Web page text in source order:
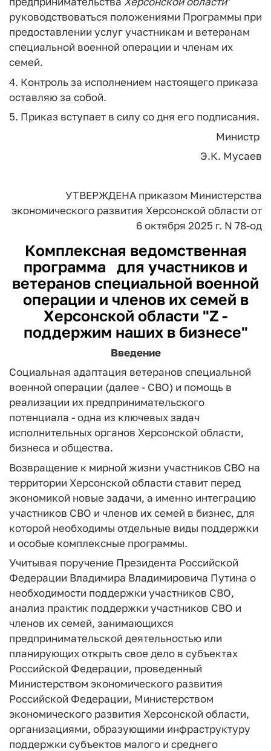
руководствоваться положениями Программы при
предоставлении услуг участникам и ветеранам
специальной военной операции и членам их
семей.
4. Контроль за исполнением настоящего приказа
оставляю за собой.
5. Приказ вступает в силу со дня его подписания.
Министр
Э.К. Мусаев
УТВЕРЖДЕНА приказом Министерства
экономического развития Херсонской области от
6 октября 2025 г. N 78-од
Комплексная ведомственная
программа
для участников и
ветеранов специальной военной
операции и членов их семей в
Херсонской области "Z -
поддержим наших в бизнесе"
Введение
Социальная адаптация ветеранов специальной
военной операции (далее - СВО) и помощь в
реализации их предпринимательского
потенциала - одна из ключевых задач
исполнительных органов Херсонской области,
бизнеса и общества.
Возвращение к мирной жизни участников СВО на
территории Херсонской области ставит перед
экономикой новые задачи, а именно интеграцию
участников СВО и членов их семей в бизнес, для
которой необходимы отдельные виды поддержки
и особые комплексные программы.
Учитывая поручение Президента Российской
Федерации Владимира Владимировича Путина о
необходимости поддержки участников СВО,
анализ практик поддержки участников СВО и
членов их семей, занимающихся
предпринимательской деятельностью или
планирующих открыть свое дело в субъектах
Российской Федерации, проведенный
Министерством экономического развития
Российской Федерации, Министерством
экономического развития Херсонской области,
организациями, образующими инфраструктуру
поддержки субъектов малого и среднего